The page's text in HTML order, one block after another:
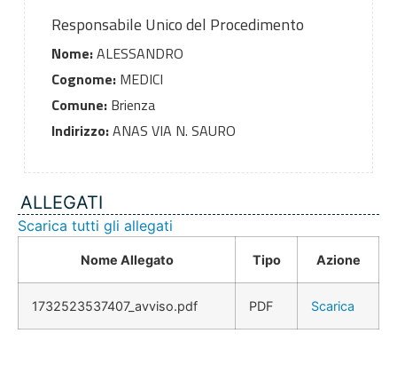
Responsabile Unico del Procedimento
Nome:ALESSANDRO
Cognome:MEDICI
Comune:Brienza
Indirizzo:ANAS VIA N. SAURO
ALLEGATI
Scarica tutti gli allegati
Nome Allegato Tipo Azione
1732523537407_avviso.pdf PDF Scarica